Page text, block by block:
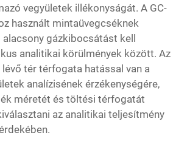
vegyületek illékonyságát. A GC-
használt mintaüvegcséknek
gázkibocsátást kell
analitikai körülmények között. Az
tér térfogata hatással van a
analízisének érzékenységére,
méretét és töltési térfogatát
az analitikai teljesítmény